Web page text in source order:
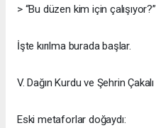
> “Bu düzen kim için çalışıyor?”
İşte kırılma burada başlar.
V. Dağın Kurdu ve Şehrin Çakalı
Eski metaforlar doğaydı: